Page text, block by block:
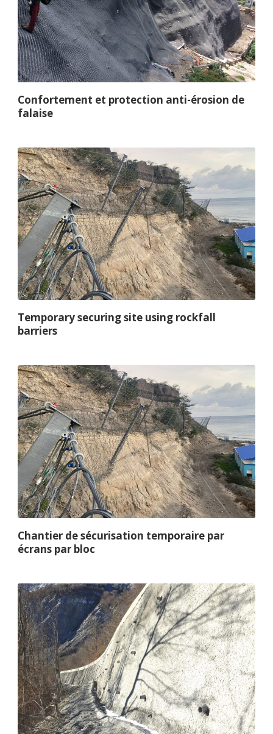
Confortement et protection anti-érosion de
falaise
Temporary securing site using rockfall
barriers
Chantier de sécurisation temporaire par
écrans par bloc